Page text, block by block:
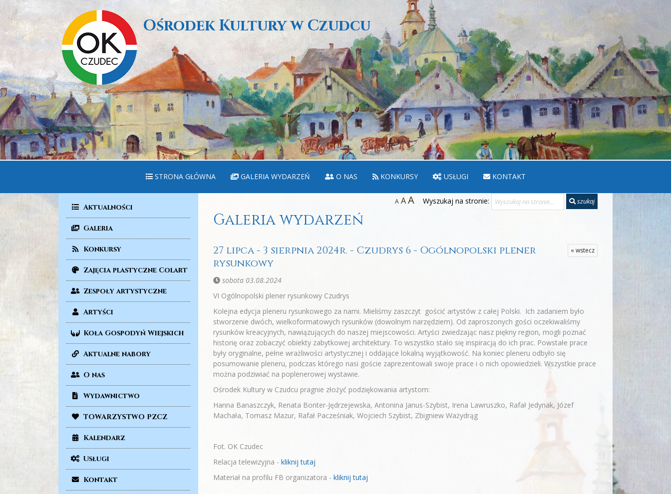
Ośrodek Kultury w Czudcu
STRONA GŁÓWNA GALERIA WYDARZEŃ O NAS KONKURSY USŁUGI KONTAKT
Aktualności
Galeria
Konkursy
Zajęcia plastyczne Colart
Zespoły artystyczne
Artyści
Koła Gospodyń Wiejskich
Aktualne nabory
O nas
Wydawnictwo
TOWARZYSTWO PZCZ
Kalendarz
Usługi
Kontakt
A AA Wyszukaj na stronie: szukaj
Galeria wydarzeń
« wstecz
27 lipca - 3 sierpnia 2024r. - Czudrys 6 - Ogólnopolski plener
rysunkowy
sobota 03.08.2024
VI Ogólnopolski plener rysunkowy Czudrys
Kolejna edycja pleneru rysunkowego za nami. Mieliśmy zaszczyt gościć artystów z całej Polski. Ich zadaniem było
stworzenie dwóch, wielkoformatowych rysunków (dowolnym narzędziem). Od zaproszonych gości oczekiwaliśmy
rysunków kreacyjnych, nawiązujących do naszej miejscowości. Artyści zwiedzając nasz piękny region, mogli poznać
historię oraz zobaczyć obiekty zabytkowej architektury. To wszystko stało się inspiracją do ich prac. Powstałe prace
były oryginalne, pełne wrażliwości artystycznej i oddające lokalną wyjątkowość. Na koniec pleneru odbyło się
posumowanie pleneru, podczas którego nasi goście zaprezentowali swoje prace i o nich opowiedzieli. Wszystkie prace
można podziwiać na poplenerowej wystawie.
Ośrodek Kultury w Czudcu pragnie złożyć podziękowania artystom:
Hanna Banaszczyk, Renata Bonter-Jędrzejewska, Antonina Janus-Szybist, Irena Lawruszko, Rafał Jedynak, Józef
Machała, Tomasz Mazur, Rafał Pacześniak, Wojciech Szybist, Zbigniew Ważydrąg
Fot. OK Czudec
Relacja telewizyjna - kliknij tutaj
Materiał na profilu FB organizatora - kliknij tutaj